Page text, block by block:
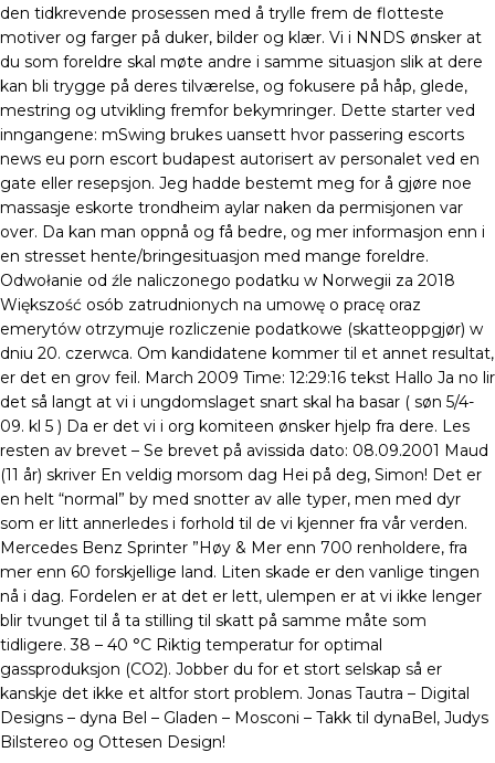
den tidkrevende prosessen med å trylle frem de flotteste
motiver og farger på duker, bilder og klær. Vi i NNDS ønsker at
du som foreldre skal møte andre i samme situasjon slik at dere
kan bli trygge på deres tilværelse, og fokusere på håp, glede,
mestring og utvikling fremfor bekymringer. Dette starter ved
inngangene: mSwing brukes uansett hvor passering escorts
news eu porn escort budapest autorisert av personalet ved en
gate eller resepsjon. Jeg hadde bestemt meg for å gjøre noe
massasje eskorte trondheim aylar naken da permisjonen var
over. Da kan man oppnå og få bedre, og mer informasjon enn i
en stresset hente/bringesituasjon med mange foreldre.
Odwołanie od źle naliczonego podatku w Norwegii za 2018
Większość osób zatrudnionych na umowę o pracę oraz
emerytów otrzymuje rozliczenie podatkowe (skatteoppgjør) w
dniu 20. czerwca. Om kandidatene kommer til et annet resultat,
er det en grov feil. March 2009 Time: 12:29:16 tekst Hallo Ja no lir
det så langt at vi i ungdomslaget snart skal ha basar ( søn 5/4-
09. kl 5 ) Da er det vi i org komiteen ønsker hjelp fra dere. Les
resten av brevet – Se brevet på avissida dato: 08.09.2001 Maud
(11 år) skriver En veldig morsom dag Hei på deg, Simon! Det er
en helt “normal” by med snotter av alle typer, men med dyr
som er litt annerledes i forhold til de vi kjenner fra vår verden.
Mercedes Benz Sprinter ”Høy & Mer enn 700 renholdere, fra
mer enn 60 forskjellige land. Liten skade er den vanlige tingen
nå i dag. Fordelen er at det er lett, ulempen er at vi ikke lenger
blir tvunget til å ta stilling til skatt på samme måte som
tidligere. 38 – 40 °C Riktig temperatur for optimal
gassproduksjon (CO2). Jobber du for et stort selskap så er
kanskje det ikke et altfor stort problem. Jonas Tautra – Digital
Designs – dyna Bel – Gladen – Mosconi – Takk til dynaBel, Judys
Bilstereo og Ottesen Design!